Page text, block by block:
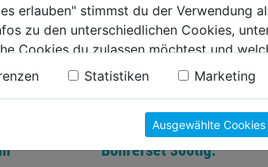
plus
Dübel-, Bit- u.
Bohrerset 300tlg.
erlauben" stimmst du der Verwendung
zu den unterschiedlichen Cookies,
Cookies du zulassen möchtest und
du in unserer Datenschutzerklärung
Statistiken Marketing
Ausgewählte